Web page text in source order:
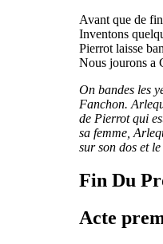
Avant que de
Inventons
Pierrot laisse
Nous jourons a
On bandes les
Fanchon.
de Pierrot qui
sa femme,
sur son dos et
Fin Du
Acte